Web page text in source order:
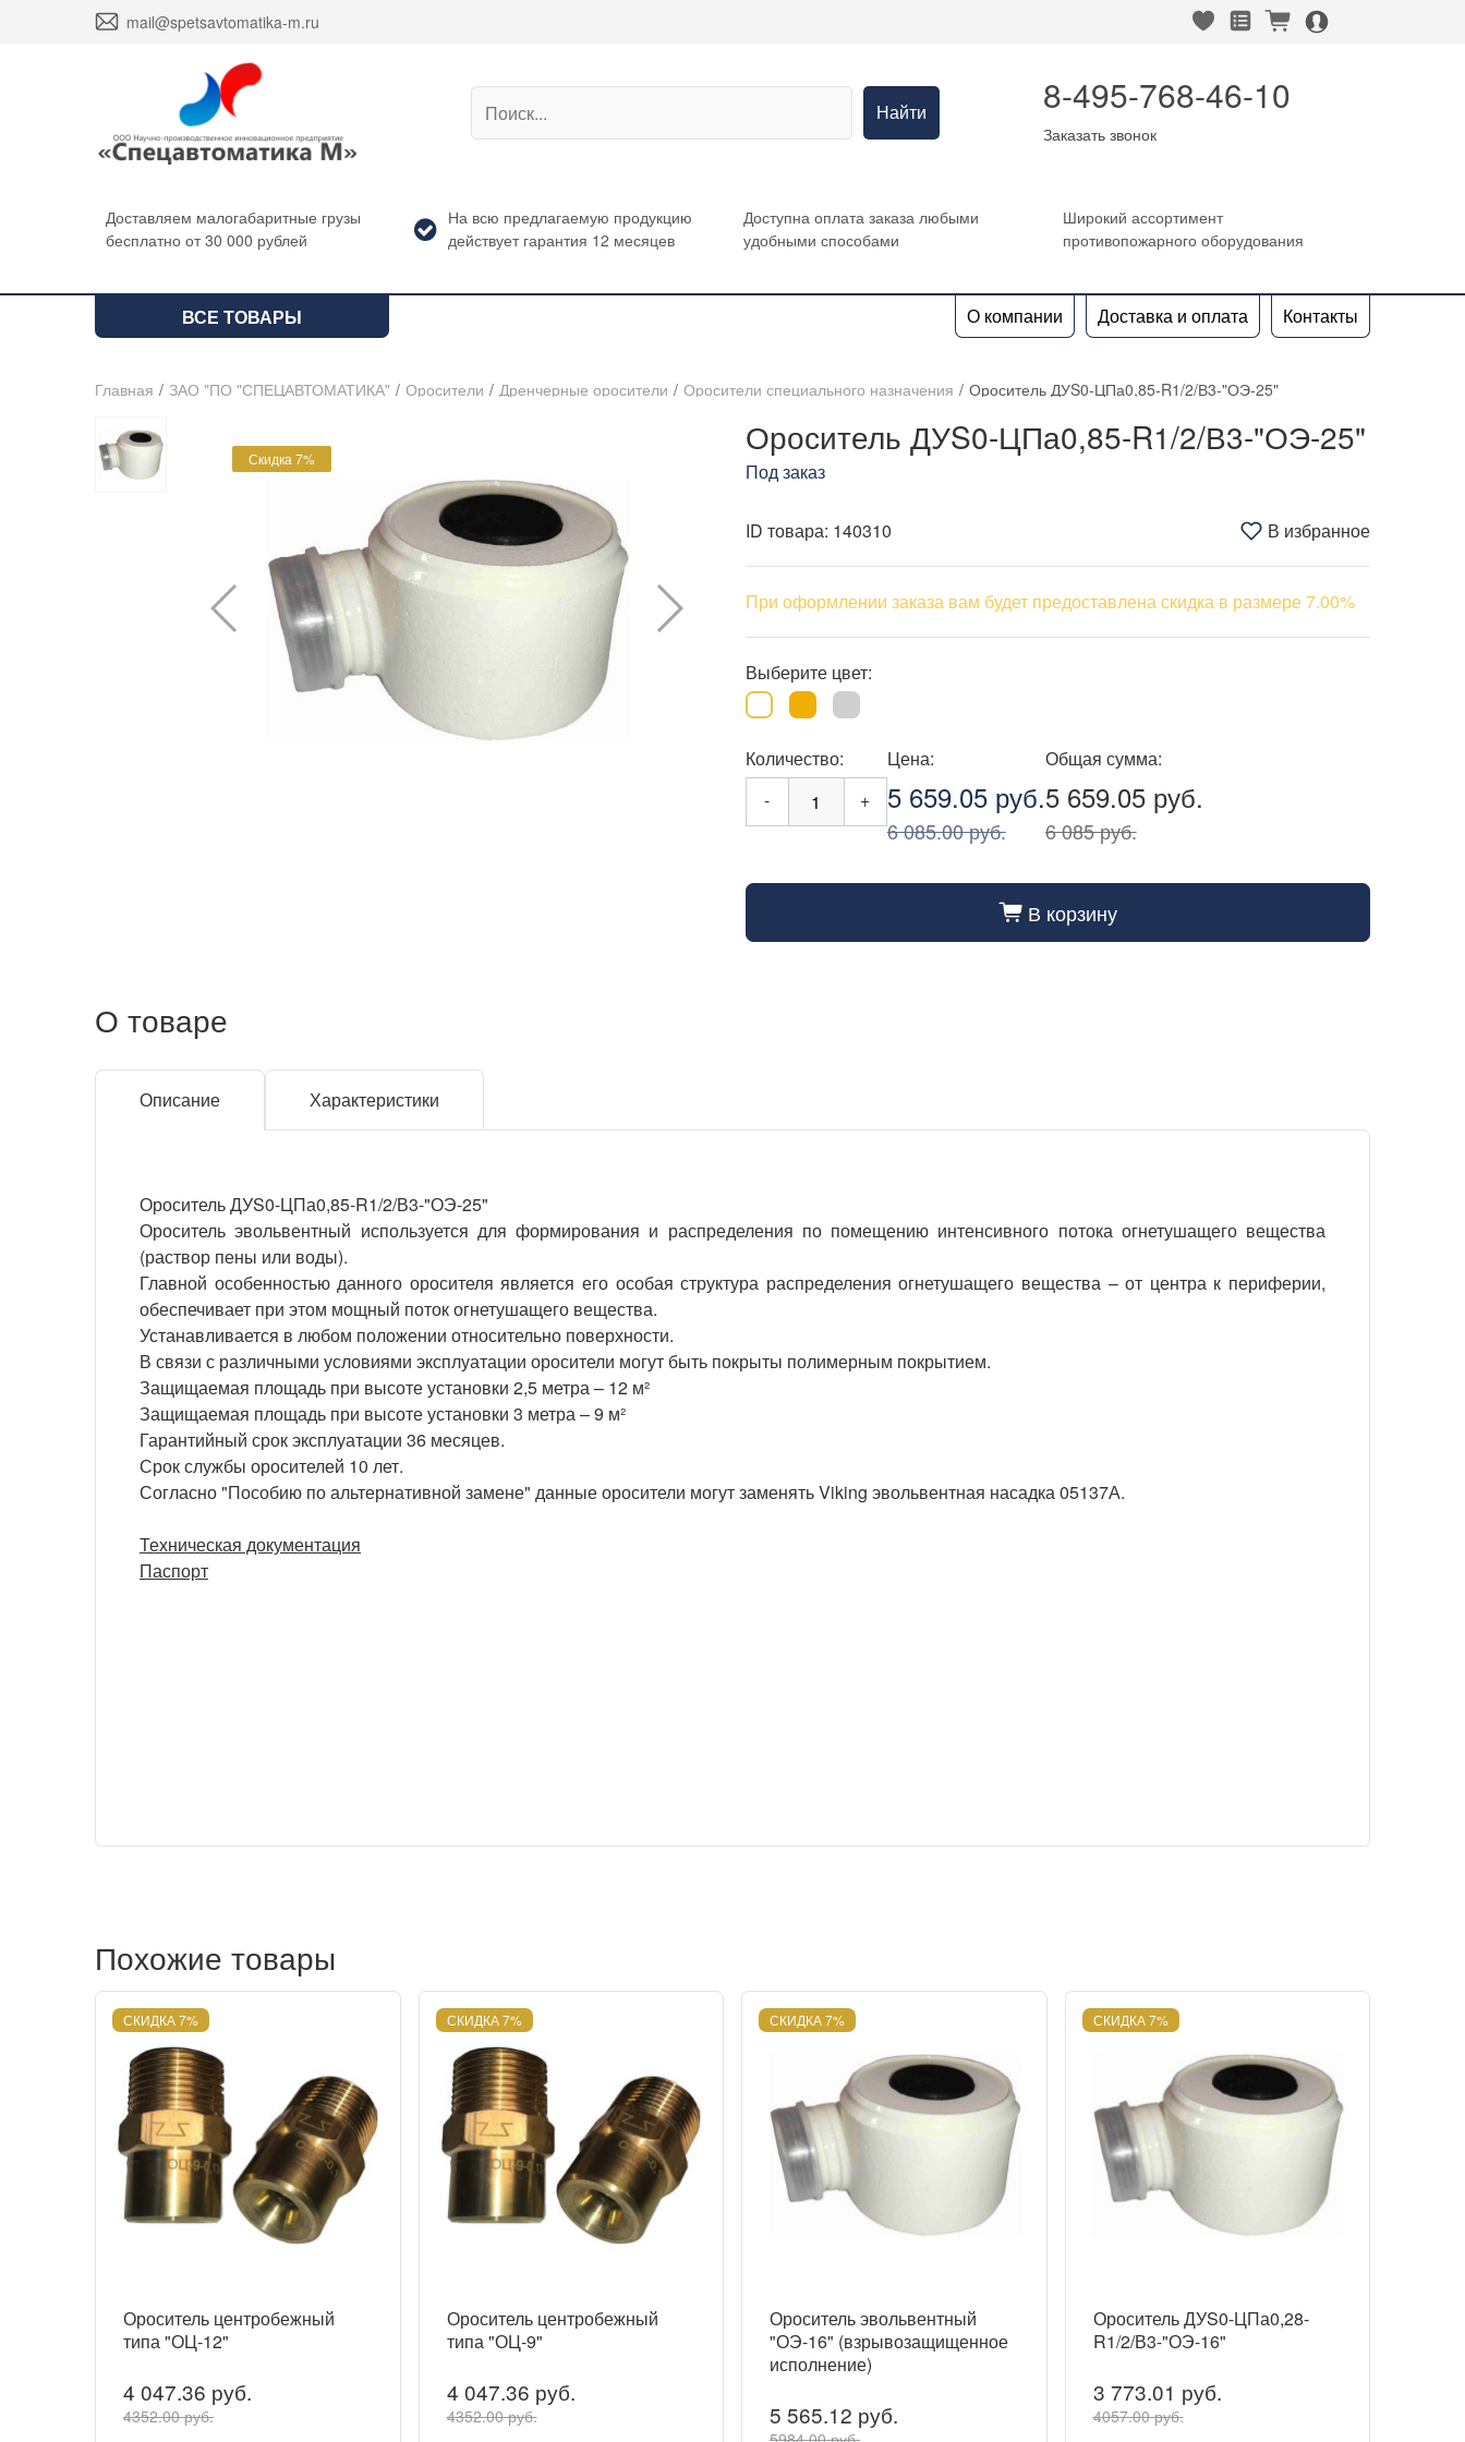
envelope mail@spetsavtomatika-m.ru heart_fill square_favorites_fill cart_fill person_alt_circle_fill
Найти 8-495-768-46-10
Заказать звонок
Доставляем малогабаритные грузы
бесплатно от 30 000 рублей
На всю предлагаемую продукцию
действует гарантия 12 месяцев
Доступна оплата заказа любыми
удобными способами
Широкий ассортимент
противопожарного оборудования
ВСЕ ТОВАРЫ О компании Доставка и оплата Контакты
Главная / ЗАО "ПО "СПЕЦАВТОМАТИКА" / Оросители / Дренчерные оросители / Оросители специального назначения / Ороситель ДУS0-ЦПа0,85-R1/2/В3-"ОЭ-25"
Скидка 7%
Ороситель ДУS0-ЦПа0,85-R1/2/В3-"ОЭ-25"
Под заказ
ID товара: 140310 В избранное
При оформлении заказа вам будет предоставлена скидка в размере 7.00%
Выберите цвет:
Количество:
-
+
Цена:
5 659.05 руб.
6 085.00 руб.
Общая сумма:
5 659.05 руб.
6 085 руб.
cart_fill В корзину
О товаре
Описание Характеристики
Ороситель ДУS0-ЦПа0,85-R1/2/В3-"ОЭ-25"
Ороситель эвольвентный используется для формирования и распределения по помещению интенсивного потока огнетушащего вещества
(раствор пены или воды).
Главной особенностью данного оросителя является его особая структура распределения огнетушащего вещества – от центра к периферии,
обеспечивает при этом мощный поток огнетушащего вещества.
Устанавливается в любом положении относительно поверхности.
В связи с различными условиями эксплуатации оросители могут быть покрыты полимерным покрытием.
Защищаемая площадь при высоте установки 2,5 метра – 12 м²
Защищаемая площадь при высоте установки 3 метра – 9 м²
Гарантийный срок эксплуатации 36 месяцев.
Срок службы оросителей 10 лет.
Согласно "Пособию по альтернативной замене" данные оросители могут заменять Viking эвольвентная насадка 05137А.
Техническая документация
Паспорт
Похожие товары
СКИДКА 7%
Ороситель центробежный
типа "ОЦ-12"
4 047.36 руб.
4352.00 руб.
СКИДКА 7%
Ороситель центробежный
типа "ОЦ-9"
4 047.36 руб.
4352.00 руб.
СКИДКА 7%
Ороситель эвольвентный
"ОЭ-16" (взрывозащищенное
исполнение)
5 565.12 руб.
СКИДКА 7%
Ороситель ДУS0-ЦПа0,28-
R1/2/В3-"ОЭ-16"
3 773.01 руб.
4057.00 руб.